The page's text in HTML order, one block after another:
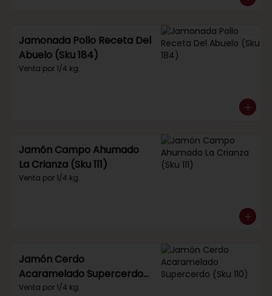
Jamonada Pollo Receta Del
Abuelo (Sku 184)
Venta por 1/4 kg.
Jamón Campo Ahumado
La Crianza (Sku 111)
Venta por 1/4 kg.
Jamón Cerdo
Acaramelado Supercerdo
(Sku 110)
Venta por 1/4 kg.